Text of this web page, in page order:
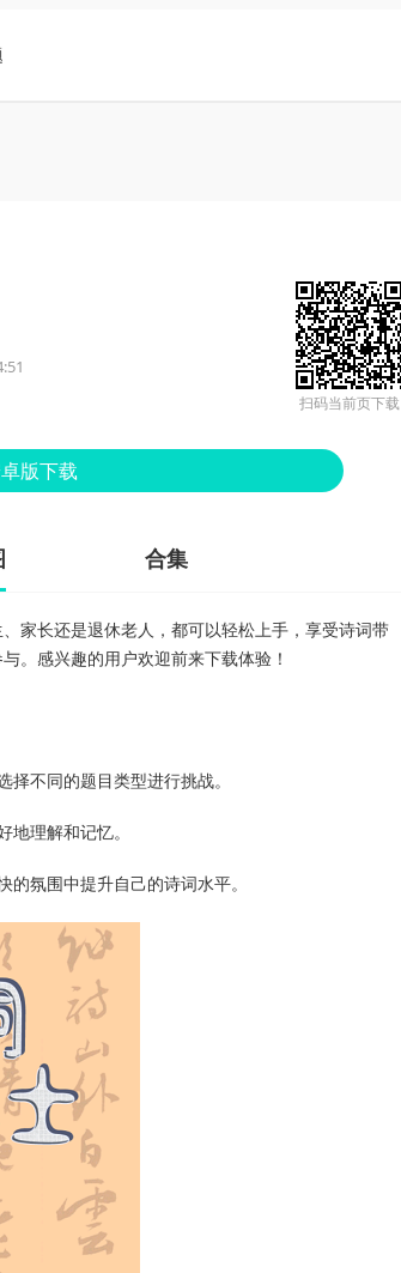
版下载
扫码当前页下载
合集
家长还是退休老人，都可以轻松上手，享受诗词带
。感兴趣的用户欢迎前来下载体验！
不同的题目类型进行挑战。
理解和记忆。
氛围中提升自己的诗词水平。